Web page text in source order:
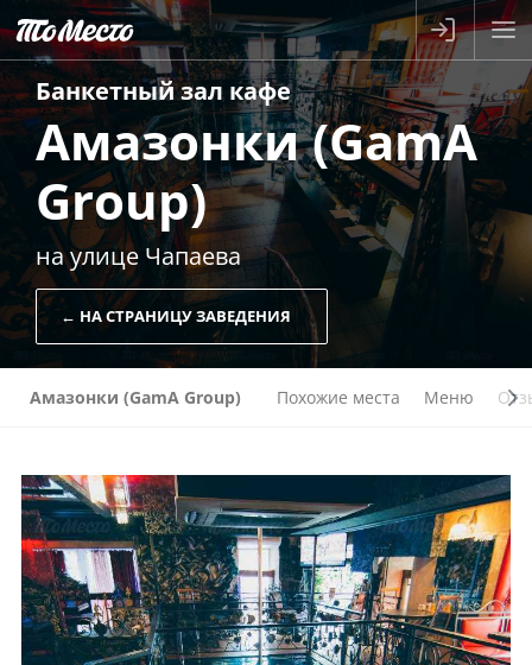
Банкетный залкафе
Амазонки (GamA
Group)
на улице Чапаева
← НА СТРАНИЦУ ЗАВЕДЕНИЯ
Амазонки (GamA Group) Похожие места Меню